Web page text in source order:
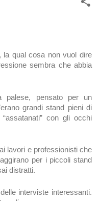
la qual cosa non vuol dire
sembra che abbia
palese, pensato per un
grandi stand pieni di
con gli occhi
lavori e professionisti che
per i piccoli stand
distratti.
interviste interessanti.